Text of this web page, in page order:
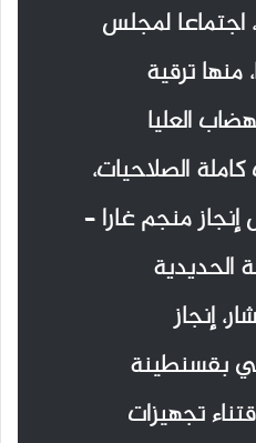
اجتماعا لمجلس
منها ترقية
العليا
الصلاحيات،
منجم غارا –
الحديدية
إنجاز
بقسنطينة
واقتناء تجهيزات